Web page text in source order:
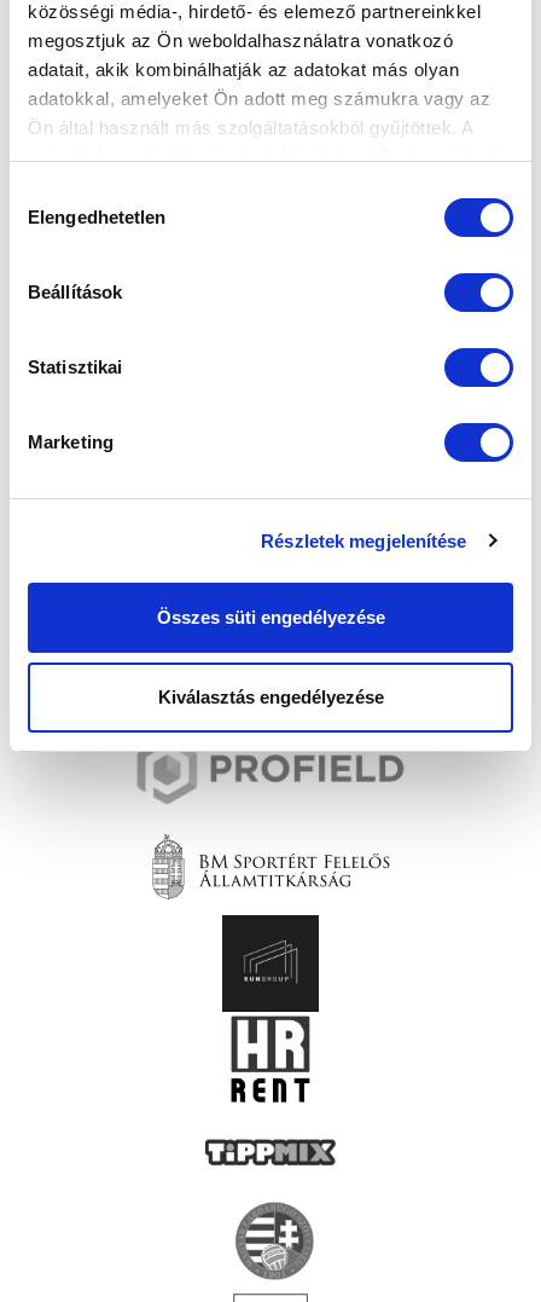
közösségi média-, hirdető- és elemező partnereinkkel
megosztjuk az Ön weboldalhasználatra vonatkozó
adatait, akik kombinálhatják az adatokat más olyan
adatokkal, amelyeket Ön adott meg számukra vagy az
Ön által használt más szolgáltatásokból gyűjtöttek. A
weboldalon való böngészés folytatásával Ön hozzájárul a
kiválasztása
Elengedhetetlen
Beállítások
Statisztikai
Marketing
Részletek megjelenítése
Összes süti engedélyezése
Kiválasztás engedélyezése